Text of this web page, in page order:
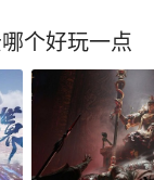
个好玩一点